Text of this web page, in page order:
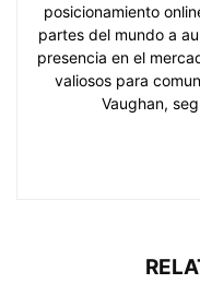
posicionamiento
partes del mundo a
presencia en el
valiosos para
Vaughan,